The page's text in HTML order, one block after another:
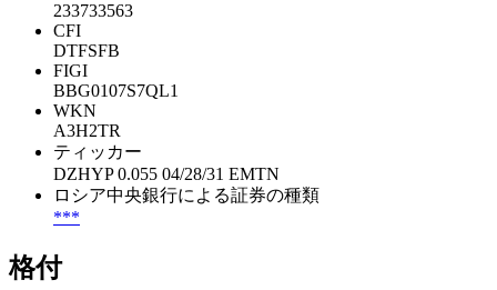
233733563
CFI
DTFSFB
FIGI
BBG0107S7QL1
WKN
A3H2TR
ティッカー
DZHYP 0.055 04/28/31 EMTN
ロシア中央銀行による証券の種類
***
格付